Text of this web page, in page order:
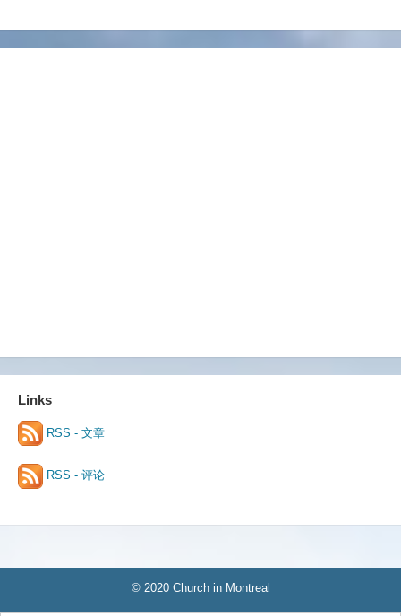
Links
RSS - 文章
RSS - 评论
© 2020 Church in Montreal